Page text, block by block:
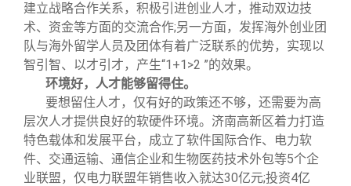
建立战略合作关系，积极引进创业人才，推动双边技
术、资金等方面的交流合作;另一方面，发挥海外创业团
队与海外留学人员及团体有着广泛联系的优势，实现以
智引智、以才引才，产生“1+1>2 ”的效果。
环境好，人才能够留得住。
要想留住人才，仅有好的政策还不够，还需要为高
层次人才提供良好的软硬件环境。济南高新区着力打造
特色载体和发展平台，成立了软件国际合作、电力软
件、交通运输、通信企业和生物医药技术外包等5个企
业联盟，仅电力联盟年销售收入就达30亿元;投资4亿